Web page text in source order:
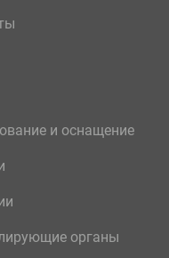
и оснащение
органы